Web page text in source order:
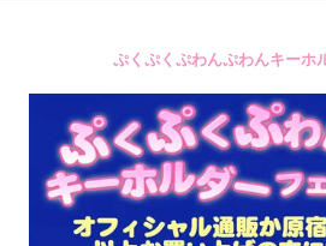
ぷくぷくぷわんぷわんキーホ